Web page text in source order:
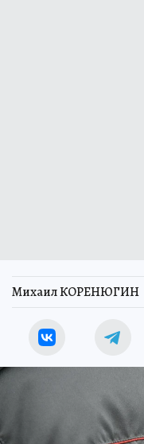
Михаил КОРЕНЮГИН